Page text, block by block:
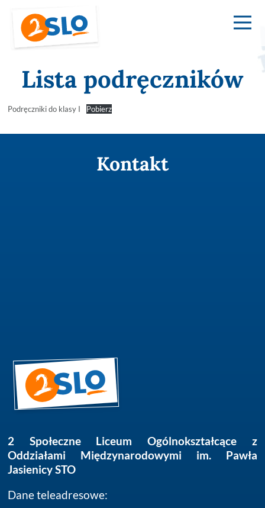
Lista podręczników
Podręczniki do klasy I Pobierz
Kontakt
2 Społeczne Liceum Ogólnokształcące z
Oddziałami Międzynarodowymi im. Pawła
Jasienicy STO
Dane teleadresowe: